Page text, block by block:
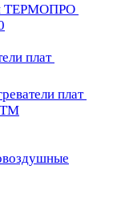
ТЕРМОПРО
плат
плат